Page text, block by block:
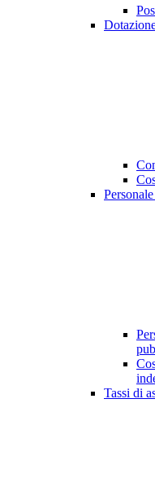
Tassi di